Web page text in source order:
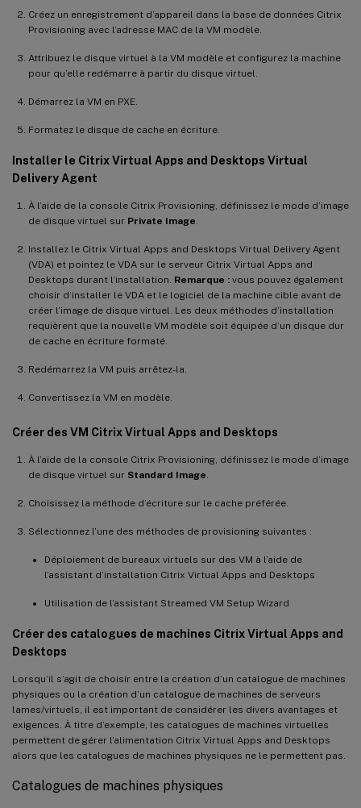
Créez un enregistrement d’appareil dans la base de données Citrix
Provisioning avec l’adresse MAC de la VM modèle.
Attribuez le disque virtuel à la VM modèle et configurez la machine
pour qu’elle redémarre à partir du disque virtuel.
Démarrez la VM en PXE.
Formatez le disque de cache en écriture.
Installer le Citrix Virtual Apps and Desktops Virtual
Delivery Agent
À l’aide de la console Citrix Provisioning, définissez le mode d’image
de disque virtuel sur Private Image
Installez le Citrix Virtual Apps and Desktops Virtual Delivery Agent
(VDA) et pointez le VDA sur le serveur Citrix Virtual Apps and
Desktops durant l’installation. Remarque : vous pouvez également
choisir d’installer le VDA et le logiciel de la machine cible avant de
créer l’image de disque virtuel. Les deux méthodes d’installation
requièrent que la nouvelle VM modèle soit équipée d’un disque dur
de cache en écriture formaté.
Redémarrez la VM puis arrêtez-la.
Convertissez la VM en modèle.
Créer des VM Citrix Virtual Apps and Desktops
À l’aide de la console Citrix Provisioning, définissez le mode d’image
de disque virtuel sur Standard Image
Choisissez la méthode d’écriture sur le cache préférée.
Sélectionnez l’une des méthodes de provisioning suivantes :
Déploiement de bureaux virtuels sur des VM à l’aide de
l’assistant d’installation Citrix Virtual Apps and Desktops
Utilisation de l’assistant Streamed VM Setup Wizard
Créer des catalogues de machines Citrix Virtual Apps and
Desktops
Lorsqu’il s’agit de choisir entre la création d’un catalogue de machines
physiques ou la création d’un catalogue de machines de serveurs
lames/virtuels, il est important de considérer les divers avantages et
exigences. À titre d’exemple, les catalogues de machines virtuelles
permettent de gérer l’alimentation Citrix Virtual Apps and Desktops
alors que les catalogues de machines physiques ne le permettent pas.
Catalogues de machines physiques